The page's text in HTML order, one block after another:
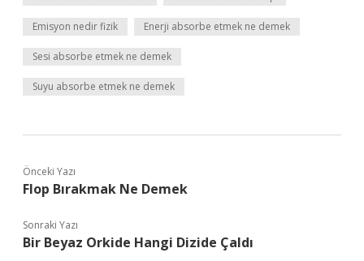
Emisyon nedir fizik Enerji absorbe etmek ne demek
Sesi absorbe etmek ne demek
Suyu absorbe etmek ne demek
Önceki Yazı
Flop Bırakmak Ne Demek
Sonraki Yazı
Bir Beyaz Orkide Hangi Dizide Çaldı